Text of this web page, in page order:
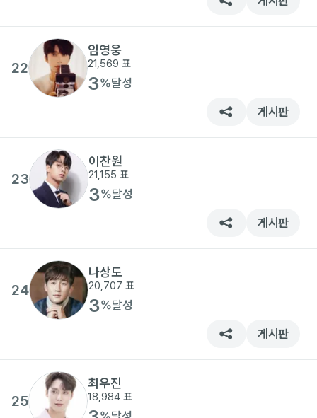
22
임영웅
21,569 표
3%달성
게시판
23
이찬원
21,155 표
3%달성
게시판
24
나상도
20,707 표
3%달성
게시판
25
최우진
18,984 표